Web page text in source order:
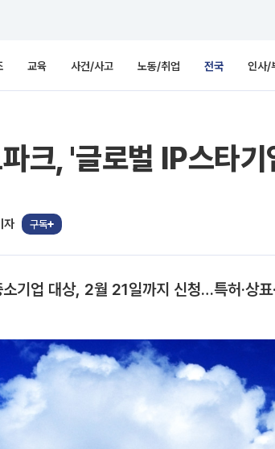
교육 사건/사고 노동/취업 전국 인사/
크, '글로벌 IP스타
자 구독
기업 대상, 2월 21일까지 신청…특허·상